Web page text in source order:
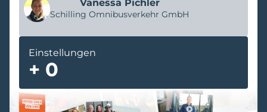
Vanessa Pichler
Schilling Omnibusverkehr GmbH
Einstellungen
+ 0